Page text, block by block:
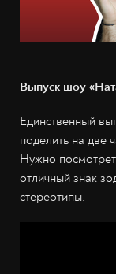
Выпуск шоу
Единственный
поделить на две
Нужно
отличный знак
стереотипы.